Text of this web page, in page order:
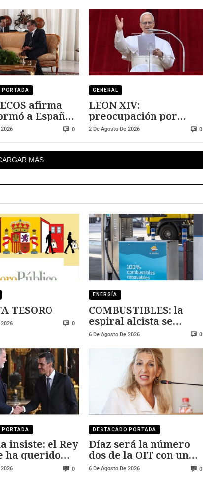
PORTADA
afirma
a España
0
GENERAL
LEON XIV:
preocupación por
situación de Ceuta
2 De Agosto De 2026 0
MÁS
TESORO
0
ENERGÍA
COMBUSTIBLES: la
espiral alcista se
mantiene
6 De Agosto De 2026 0
PORTADA
insiste: el Rey
ha querido
y Melilla0
DESTACADO PORTADA
Díaz será la número
dos de la OIT con un
salario cercano a los
6 De Agosto De 2026 0